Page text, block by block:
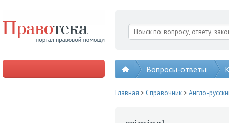
Вопросы-ответы
Главная > Справочник> Англо-